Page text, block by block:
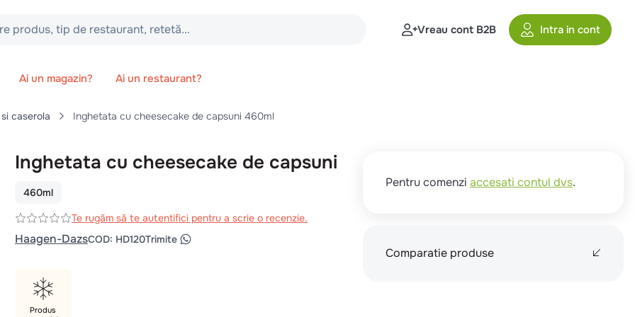
tip de restaurant, retetă...
Vreau cont B2B Intra in cont
Ai un magazin? Ai un restaurant?
caserola Inghetata cu cheesecake de capsuni 460ml
Inghetata cu cheesecake de capsuni
460ml
Te rugăm să te autentifici pentru a scrie o recenzie.
Haagen-DazsCOD: HD120Trimite
Produs
Pentru comenzi accesati contul dvs.
Comparatie produse